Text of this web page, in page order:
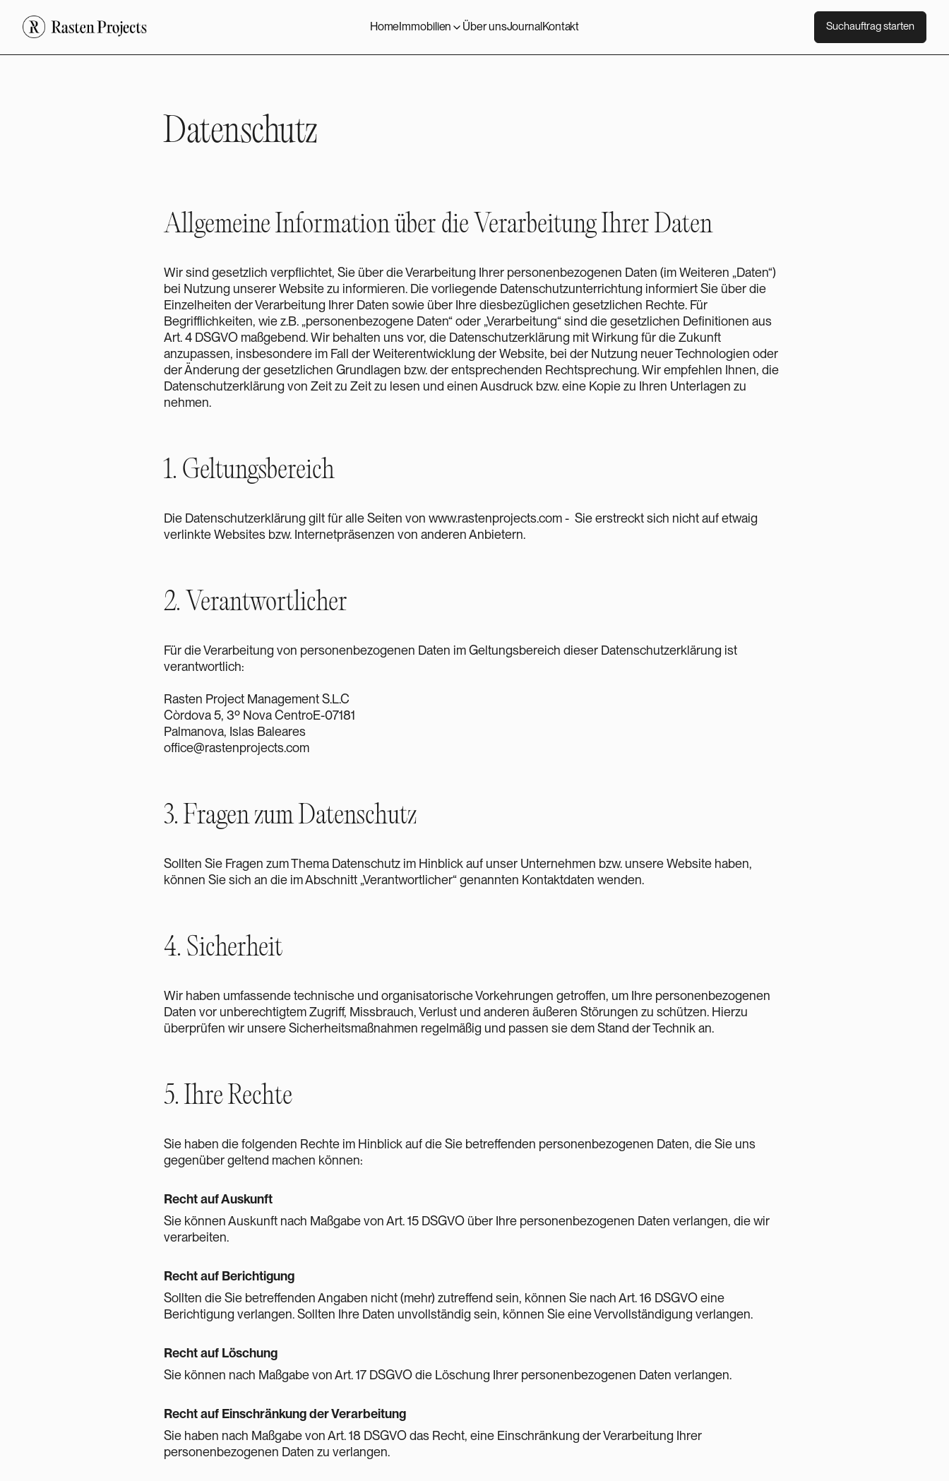
Home Immobilien Über unsJournal Kontakt
Suchauftrag starten
Suchauftrag starten
Datenschutz
Allgemeine Information über die Verarbeitung Ihrer Daten
Wir sind gesetzlich verpflichtet, Sie über die Verarbeitung Ihrer personenbezogenen Daten (im Weiteren „Daten“)
bei Nutzung unserer Website zu informieren. Die vorliegende Datenschutzunterrichtung informiert Sie über die
Einzelheiten der Verarbeitung Ihrer Daten sowie über Ihre diesbezüglichen gesetzlichen Rechte. Für
Begrifflichkeiten, wie z.B. „personenbezogene Daten“ oder „Verarbeitung“ sind die gesetzlichen Definitionen aus
Art. 4 DSGVO maßgebend. Wir behalten uns vor, die Datenschutzerklärung mit Wirkung für die Zukunft
anzupassen, insbesondere im Fall der Weiterentwicklung der Website, bei der Nutzung neuer Technologien oder
der Änderung der gesetzlichen Grundlagen bzw. der entsprechenden Rechtsprechung. Wir empfehlen Ihnen, die
Datenschutzerklärung von Zeit zu Zeit zu lesen und einen Ausdruck bzw. eine Kopie zu Ihren Unterlagen zu
nehmen.
1. Geltungsbereich
Die Datenschutzerklärung gilt für alle Seiten von www.rastenprojects.com - Sie erstreckt sich nicht auf etwaig
verlinkte Websites bzw. Internetpräsenzen von anderen Anbietern.
2. Verantwortlicher
Für die Verarbeitung von personenbezogenen Daten im Geltungsbereich dieser Datenschutzerklärung ist
verantwortlich:
Rasten Project Management S.L.C
Còrdova 5, 3º Nova CentroE-07181
Palmanova, Islas Baleares
office@rastenprojects.com
3. Fragen zum Datenschutz
Sollten Sie Fragen zum Thema Datenschutz im Hinblick auf unser Unternehmen bzw. unsere Website haben,
können Sie sich an die im Abschnitt „Verantwortlicher“ genannten Kontaktdaten wenden.
4. Sicherheit
Wir haben umfassende technische und organisatorische Vorkehrungen getroffen, um Ihre personenbezogenen
Daten vor unberechtigtem Zugriff, Missbrauch, Verlust und anderen äußeren Störungen zu schützen. Hierzu
überprüfen wir unsere Sicherheitsmaßnahmen regelmäßig und passen sie dem Stand der Technik an.
5. Ihre Rechte
Sie haben die folgenden Rechte im Hinblick auf die Sie betreffenden personenbezogenen Daten, die Sie uns
gegenüber geltend machen können:
Recht auf Auskunft
Sie können Auskunft nach Maßgabe von Art. 15 DSGVO über Ihre personenbezogenen Daten verlangen, die wir
verarbeiten.
Recht auf Berichtigung
Sollten die Sie betreffenden Angaben nicht (mehr) zutreffend sein, können Sie nach Art. 16 DSGVO eine
Berichtigung verlangen. Sollten Ihre Daten unvollständig sein, können Sie eine Vervollständigung verlangen.
Recht auf Löschung
Sie können nach Maßgabe von Art. 17 DSGVO die Löschung Ihrer personenbezogenen Daten verlangen.
Recht auf Einschränkung der Verarbeitung
Sie haben nach Maßgabe von Art. 18 DSGVO das Recht, eine Einschränkung der Verarbeitung Ihrer
personenbezogenen Daten zu verlangen.